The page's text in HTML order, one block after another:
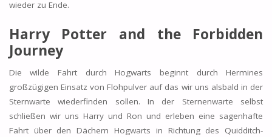
wieder zu Ende.
Harry Potter and the Forbidden
Journey
Die wilde Fahrt durch Hogwarts beginnt durch Hermines
großzügigen Einsatz von Flohpulver auf das wir uns alsbald in der
Sternwarte wiederfinden sollen. In der Sternenwarte selbst
schließen wir uns Harry und Ron und erleben eine sagenhafte
Fahrt über den Dächern Hogwarts in Richtung des Quidditch-